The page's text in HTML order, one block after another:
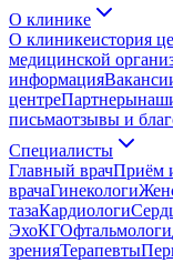
О клинике
О клиникеистория
медицинской
информация
центреПартнеры
письмаотзывы и
Специалисты
Главный врачПриём
врачаГинекологи
тазаКардиологи
ЭхоКГОфтальмологи
зренияТерапевты